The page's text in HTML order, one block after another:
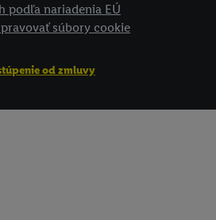
podľa nariadenia EÚ
súbory cookie
od zmluvy